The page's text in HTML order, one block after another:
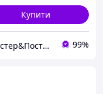
Купити
Майстер&Пострілу 99%